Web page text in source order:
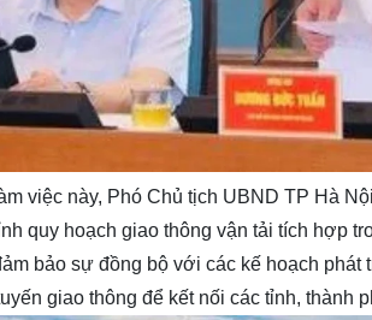
việc này, Phó Chủ tịch UBND TP Hà
quy hoạch giao thông vận tải tích hợp
bảo sự đồng bộ với các kế hoạch
giao thông để kết nối các tỉnh, thành